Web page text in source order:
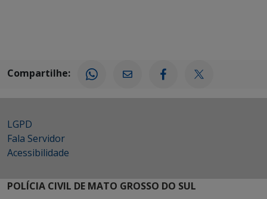
Compartilhe:
LGPD
Fala Servidor
Acessibilidade
POLÍCIA CIVIL DE MATO GROSSO DO SUL